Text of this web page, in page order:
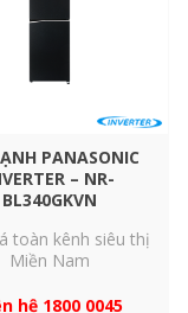
từng ngăn
PANASONIC
– NR-
BL340GKVN
toàn kênh siêu thị
Miền Nam
hệ 1800 0045